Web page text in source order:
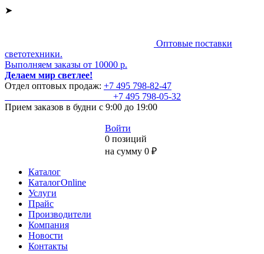
➤
Оптовые поставки
светотехники.
Выполняем заказы от 10000 р.
Делаем мир светлее!
Отдел оптовых продаж: +7 495 798-82-47
+7 495 798-05-32
Прием заказов в будни с 9:00 до 19:00
Войти
0 позиций
на сумму 0 ₽
Каталог
КаталогOnline
Услуги
Прайс
Производители
Компания
Новости
Контакты